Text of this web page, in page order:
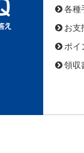
各種
お支
ポイ
領収